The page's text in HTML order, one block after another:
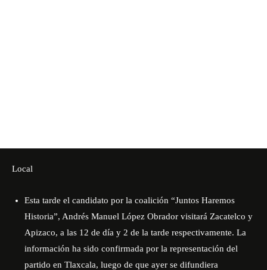
Local
Esta tarde el candidato por la coalición “Juntos Haremos
Historia”, Andrés Manuel López Obrador visitará Zacatelco y
Apizaco, a las 12 de día y 2 de la tarde respectivamente. La
información ha sido confirmada por la representación del
partido en Tlaxcala, luego de que ayer se difundiera